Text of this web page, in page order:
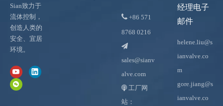
Sian致力于
流体控制，
创造人类的
安全、宜居
环境。
 +86 571
8768 0216

sales@sianv
alve.com
 工厂网
站：
经理电子
邮件
helene.liu@s
ianvalve.co
m
gore.jiang@s
ianvalve.co